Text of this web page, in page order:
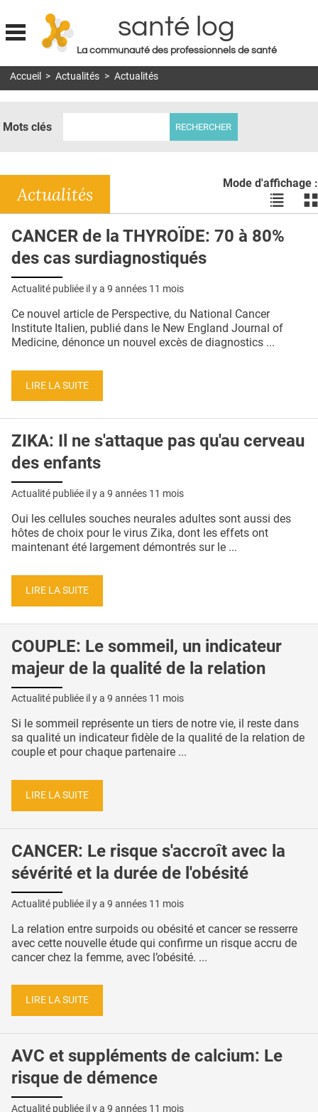
Jump to navigation
santé log
La communauté des professionnels de santé
MON COMPTE
DOSSIERS
RÉSEAUX
E-REVUE SAD
QUI SOMMES-NOUS ?
CONDITIONS GÉNÉRALES
CRÉDITS
Accueil > Actualités > Actualités
Mots clés
Mode d'affichage :
Voir
les
en
les
Actualités
CANCER de la THYROÏDE: 70 à 80%
des cas surdiagnostiqués
Actualité publiée il y a 9 années 11 mois
Ce nouvel article de Perspective, du National Cancer
Institute Italien, publié dans le New England Journal of
Medicine, dénonce un nouvel excès de diagnostics ...
LIRE LA SUITE
ZIKA: Il ne s'attaque pas qu'au cerveau
des enfants
Actualité publiée il y a 9 années 11 mois
Oui les cellules souches neurales adultes sont aussi des
hôtes de choix pour le virus Zika, dont les effets ont
maintenant été largement démontrés sur le ...
LIRE LA SUITE
COUPLE: Le sommeil, un indicateur
majeur de la qualité de la relation
Actualité publiée il y a 9 années 11 mois
Si le sommeil représente un tiers de notre vie, il reste dans
sa qualité un indicateur fidèle de la qualité de la relation de
couple et pour chaque partenaire ...
LIRE LA SUITE
CANCER: Le risque s'accroît avec la
sévérité et la durée de l'obésité
Actualité publiée il y a 9 années 11 mois
La relation entre surpoids ou obésité et cancer se resserre
avec cette nouvelle étude qui confirme un risque accru de
cancer chez la femme, avec l’obésité. ...
LIRE LA SUITE
AVC et suppléments de calcium: Le
risque de démence
Actualité publiée il y a 9 années 11 mois